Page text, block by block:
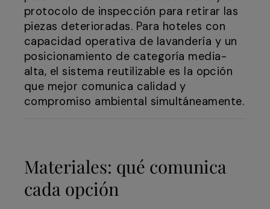
protocolo de inspección para retirar las
piezas deterioradas. Para hoteles con
capacidad operativa de lavandería y un
posicionamiento de categoría media-
alta, el sistema reutilizable es la opción
que mejor comunica calidad y
compromiso ambiental simultáneamente.
Materiales: qué comunica
cada opción